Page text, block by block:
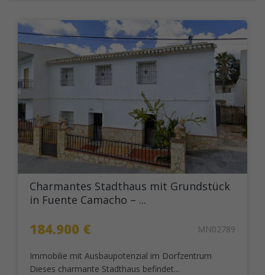
Charmantes Stadthaus mit Grundstück
in Fuente Camacho – ...
184.900 € MN02789
Immobilie mit Ausbaupotenzial im Dorfzentrum
Dieses charmante Stadthaus befindet...